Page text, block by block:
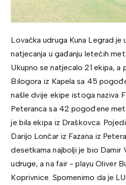
Lovačka udruga Kuna Legrad je
natjecanja u gađanju letećih
Ukupno se natjecalo 21 ekipa, a
Bilogora iz Kapela sa 45
našle dvije ekipe istoga naziva
Peteranca sa 42 pogođene
je bila ekipa iz Draškovca.
Darijo Lončar iz Fazana iz
desetkama najbolji je bio Damir
udruge, a na fair - playu Oliver
Koprivnice. Spomenimo da je